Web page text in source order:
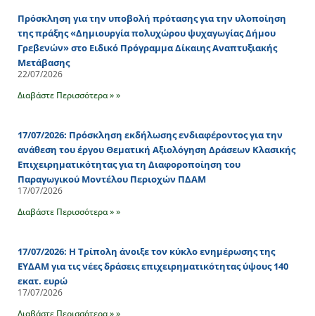
Πρόσκληση για την υποβολή πρότασης για την υλοποίηση
της πράξης «Δημιουργία πολυχώρου ψυχαγωγίας Δήμου
Γρεβενών» στο Ειδικό Πρόγραμμα Δίκαιης Αναπτυξιακής
Μετάβασης
22/07/2026
Διαβάστε Περισσότερα » »
17/07/2026: Πρόσκληση εκδήλωσης ενδιαφέροντος για την
ανάθεση του έργου Θεματική Αξιολόγηση Δράσεων Κλασικής
Επιχειρηματικότητας για τη Διαφοροποίηση του
Παραγωγικού Μοντέλου Περιοχών ΠΔΑΜ
17/07/2026
Διαβάστε Περισσότερα » »
17/07/2026: Η Τρίπολη άνοιξε τον κύκλο ενημέρωσης της
ΕΥΔΑΜ για τις νέες δράσεις επιχειρηματικότητας ύψους 140
εκατ. ευρώ
17/07/2026
Διαβάστε Περισσότερα » »